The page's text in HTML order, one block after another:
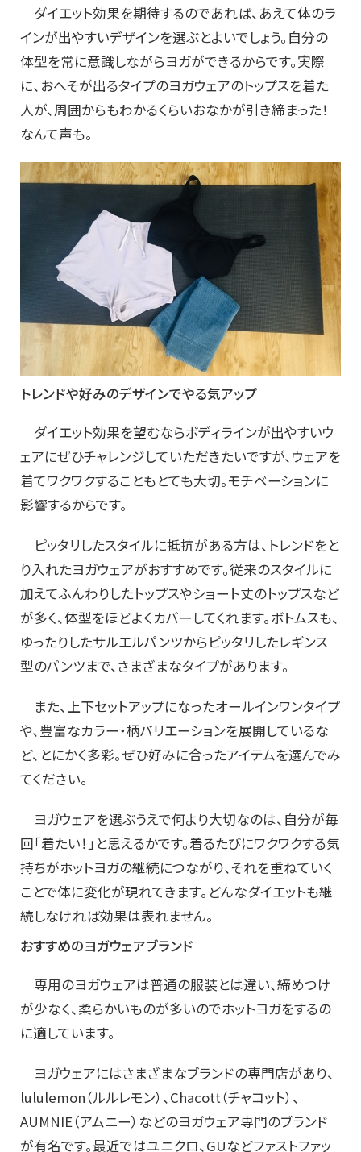
ダイエット効果を期待するのであれば、あえて体のラ
インが出やすいデザインを選ぶとよいでしょう。自分の
体型を常に意識しながらヨガができるからです。実際
に、おへそが出るタイプのヨガウェアのトップスを着た
人が、周囲からもわかるくらいおなかが引き締まった！
なんて声も。
トレンドや好みのデザインでやる気アップ
ダイエット効果を望むならボディラインが出やすいウ
ェアにぜひチャレンジしていただきたいですが、ウェアを
着てワクワクすることもとても大切。モチベーションに
影響するからです。
ピッタリしたスタイルに抵抗がある方は、トレンドをと
り入れたヨガウェアがおすすめです。従来のスタイルに
加えてふんわりしたトップスやショート丈のトップスなど
が多く、体型をほどよくカバーしてくれます。ボトムスも、
ゆったりしたサルエルパンツからピッタリしたレギンス
型のパンツまで、さまざまなタイプがあります。
また、上下セットアップになったオールインワンタイプ
や、豊富なカラー・柄バリエーションを展開しているな
ど、とにかく多彩。ぜひ好みに合ったアイテムを選んでみ
てください。
ヨガウェアを選ぶうえで何より大切なのは、自分が毎
回「着たい！」と思えるかです。着るたびにワクワクする気
持ちがホットヨガの継続につながり、それを重ねていく
ことで体に変化が現れてきます。どんなダイエットも継
続しなければ効果は表れません。
おすすめのヨガウェアブランド
専用のヨガウェアは普通の服装とは違い、締めつけ
が少なく、柔らかいものが多いのでホットヨガをするの
に適しています。
ヨガウェアにはさまざまなブランドの専門店があり、
lululemon（ルルレモン）、Chacott（チャコット）、
AUMNIE（アムニー）などのヨガウェア専門のブランド
が有名です。最近ではユニクロ、GUなどファストファッ